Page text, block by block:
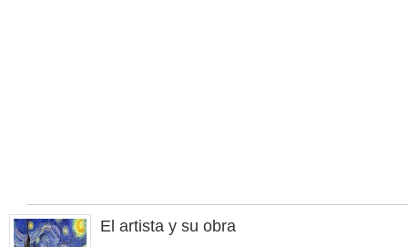
El artista y su obra